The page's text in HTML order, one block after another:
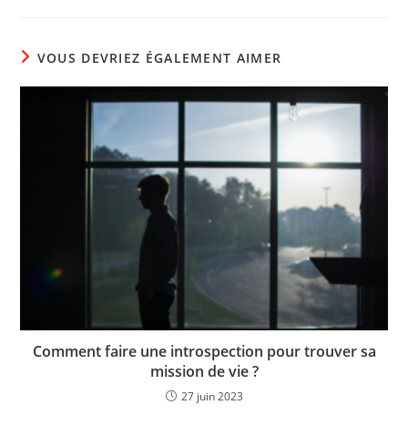
VOUS DEVRIEZ ÉGALEMENT AIMER
Comment faire une introspection pour trouver sa
mission de vie ?
27 juin 2023